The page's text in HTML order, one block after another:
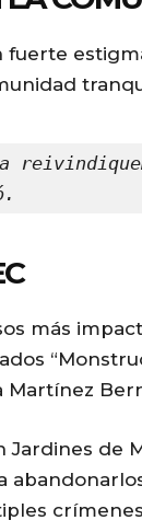
más
Martínez
Jardines de